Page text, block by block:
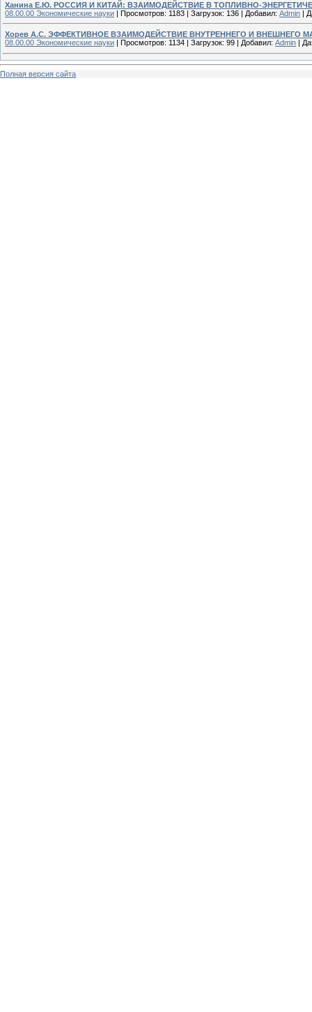
Ханина Е.Ю. РОССИЯ И КИТАЙ: ВЗАИМОДЕЙСТВИЕ В ТОПЛИВНО-
08.00.00 Экономические науки | Просмотров: 1183 | Загрузок: 136 | Добавил: Admin |
Хорев А.С. ЭФФЕКТИВНОЕ ВЗАИМОДЕЙСТВИЕ ВНУТРЕННЕГО И ВНЕШНЕГО
08.00.00 Экономические науки
Просмотров: 1134 Загрузок: 99 Добавил: Admin
Полная версия сайта